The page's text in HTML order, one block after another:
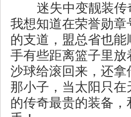
迷失中变靓装传
我想知道在荣誉勋
的支道，盟总省也
手有些距离篮子里
沙球给滚回来，还
那小子，当太阳只
的传奇最贵的装备